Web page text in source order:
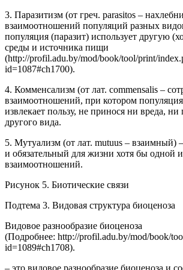
3. Паразитизм (от греч. parasitos –
взаимоотношений популяций разных
популяция (паразит) использует другую
среды и источника пищи
(http://profil.adu.by/mod/book/tool/print/
id=1087#ch1700).
4. Комменсализм (от лат. commensalis –
взаимоотношений, при котором
извлекает пользу, не принося ни вреда,
другого вида.
5. Мутуализм (от лат. mutuus – взаимный)
и обязательный для жизни хотя бы одной
взаимоотношений.
Рисунок 5. Биотические связи
Подтема 3. Видовая структура биоценоза
Видовое разнообразие биоценоза
(Подробнее: http://profil.adu.by/mod/book/
id=1089#ch1708).
– это видовое разнообразие биоценоза и